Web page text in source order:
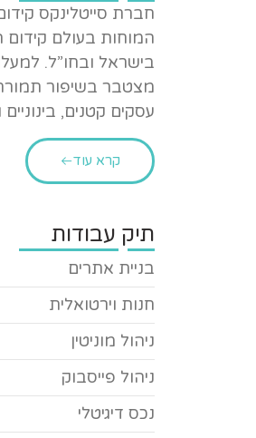
חברת סייטלינקס
המוחות בעולם קידום
מצטבר בשיפור
עסקים קטנים, בינוניים
קרא עוד
תיק עבודות
בניית אתרים
חנות וירטואלית
ניהול מוניטין
ניהול פייסבוק
נכס דיגיטלי